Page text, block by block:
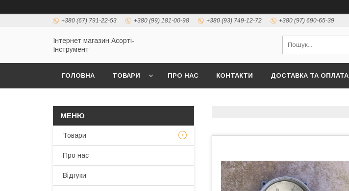
+380 (67) 791-22-53 +380 (99) 181-00-98 +380 (93) 749-12-72 +380 (97) 690-65-39
Інтернет магазин Асорті-
Інструмент
ГОЛОВНА ТОВАРИ ПРО НАС КОНТАКТИ ДОСТАВКА ТА ОПЛАТА
Товари
Про нас
Відгуки